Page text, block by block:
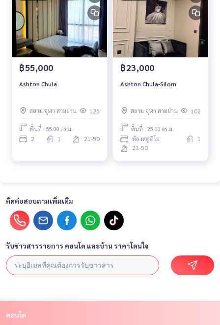
฿55,000
Ashton Chula
สยาม จุฬา สามย่าน 125
พื้นที่ : 55.00 ตร.ม.
2 1 21-50
฿23,000
Ashton Chula-Silom
สยาม จุฬา สามย่าน 102
พื้นที่ : 25.00 ตร.ม.
ห้องสตูดิโอ
1
21-50
ติดต่อสอบถามเพิ่มเติม
รับข่าวสารรายการ คอนโด และบ้าน ราคาโดนใจ
คอนโด